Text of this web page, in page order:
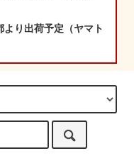
より出荷予定（ヤマト